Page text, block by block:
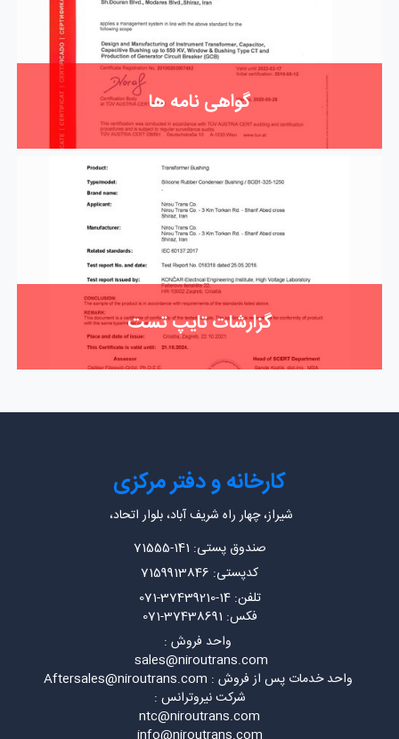
گواهی نامه ها
گزارشات تایپ تست
کارخانه و دفتر مرکزی
صندوق پستی: 141-71555
کدپستی: 7159913846
تلفن: 14-37439210-071
فکس: 37438691-071
واحد فروش :
sales@niroutrans.com
واحد خدمات پس از فروش : Aftersales@niroutrans.com
شرکت نیروترانس :
ntc@niroutrans.com
info@niroutrans.com
دسترسی سریع